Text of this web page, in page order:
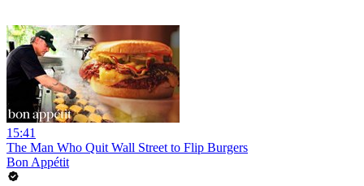
15:41
The Man Who Quit Wall Street to Flip Burgers
Bon Appétit